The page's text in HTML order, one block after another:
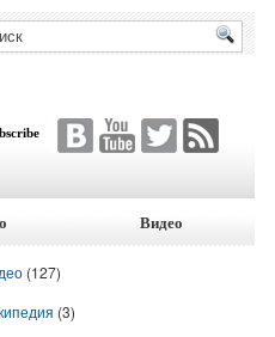
Видео
(127)
(3)